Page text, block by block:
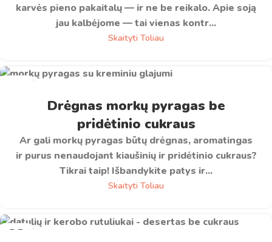
karvės pieno pakaitalų — ir ne be reikalo. Apie soją
jau kalbėjome — tai vienas kontr...
Skaityti Toliau
Drėgnas morkų pyragas be
pridėtinio cukraus
Ar gali morkų pyragas būtų drėgnas, aromatingas
ir purus nenaudojant kiaušinių ir pridėtinio cukraus?
Tikrai taip! Išbandykite patys ir...
Skaityti Toliau
28